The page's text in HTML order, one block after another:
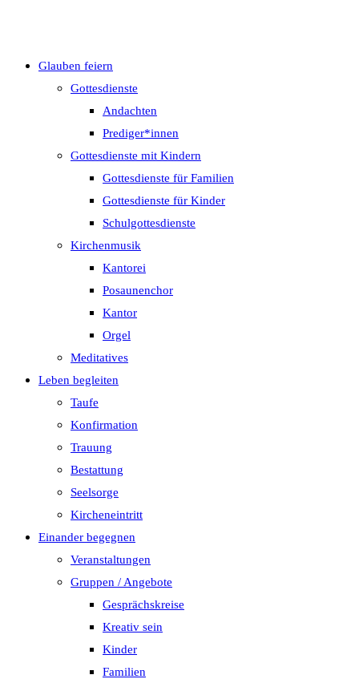
Glauben feiern
Gottesdienste
Andachten
Prediger*innen
Gottesdienste mit Kindern
Gottesdienste für Familien
Gottesdienste für Kinder
Schulgottesdienste
Kirchenmusik
Kantorei
Posaunenchor
Kantor
Orgel
Meditatives
Leben begleiten
Taufe
Konfirmation
Trauung
Bestattung
Seelsorge
Kircheneintritt
Einander begegnen
Veranstaltungen
Gruppen / Angebote
Gesprächskreise
Kreativ sein
Kinder
Familien